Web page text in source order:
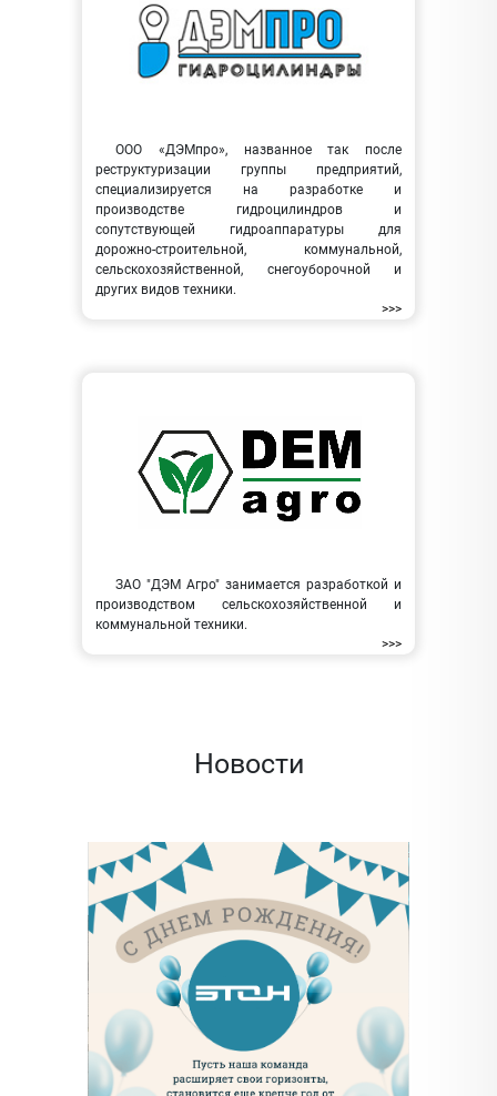
ООО «ДЭМпро», названное так после
реструктуризации группы предприятий,
специализируется на разработке и
производстве гидроцилиндров и
сопутствующей гидроаппаратуры для
дорожно-строительной, коммунальной,
сельскохозяйственной, снегоуборочной и
других видов техники.
>>>
ЗАО "ДЭМ Агро" занимается разработкой и
производством сельскохозяйственной и
коммунальной техники.
>>>
Новости